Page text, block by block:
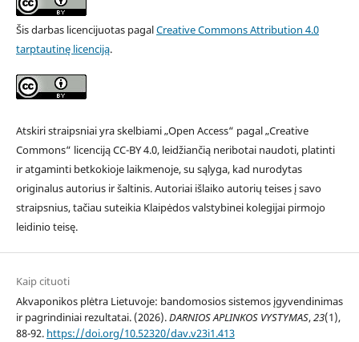
Šis darbas licencijuotas pagalCreative Commons Attribution 4.0
tarptautinę licenciją.
Atskiri straipsniai yra skelbiami „Open Access“ pagal „Creative
Commons“ licenciją CC-BY 4.0, leidžiančią neribotai naudoti, platinti
ir atgaminti betkokioje laikmenoje, su sąlyga, kad nurodytas
originalus autorius ir šaltinis. Autoriai išlaiko autorių teises į savo
straipsnius, tačiau suteikia Klaipėdos valstybinei kolegijai pirmojo
leidinio teisę.
Kaip cituoti
Akvaponikos plėtra Lietuvoje: bandomosios sistemos įgyvendinimas
ir pagrindiniai rezultatai. (2026).DARNIOS APLINKOS VYSTYMAS,23(1),
88-92. https://doi.org/10.52320/dav.v23i1.413